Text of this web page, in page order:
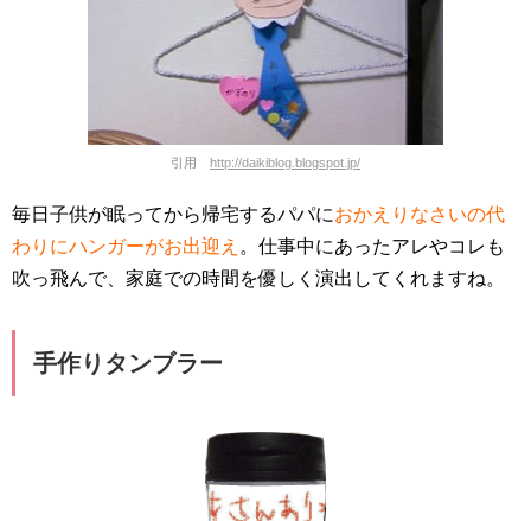
引用 http://daikiblog.blogspot.jp/
毎日子供が眠ってから帰宅するパパにおかえりなさいの代
わりにハンガーがお出迎え 。仕事中にあったアレやコレも
吹っ飛んで、家庭での時間を優しく演出してくれますね。
手作りタンブラー